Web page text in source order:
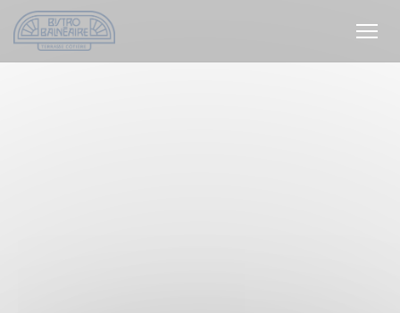
Personalizzazione delle tue scelte sui cookie